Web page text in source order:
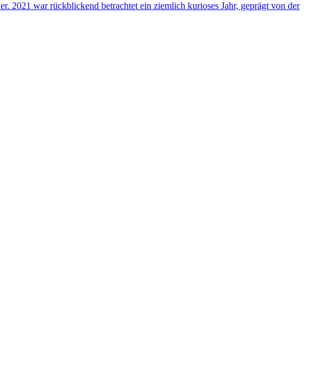
2021 war rückblickend betrachtet ein ziemlich kurioses Jahr, geprägt von der